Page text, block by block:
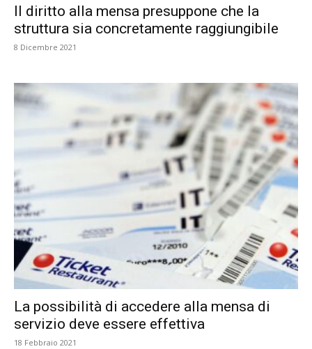
Il diritto alla mensa presuppone che la
struttura sia concretamente raggiungibile
8 Dicembre 2021
La possibilità di accedere alla mensa di
servizio deve essere effettiva
18 Febbraio 2021